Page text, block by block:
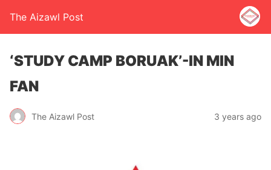
The Aizawl Post
‘STUDY CAMP BORUAK’-IN MIN
FAN
The Aizawl Post 3 years ago